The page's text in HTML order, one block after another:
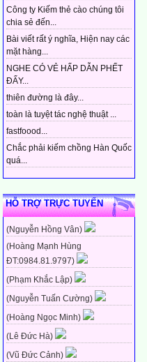
Công ty Kiếm thẻ cào chúng tôi
chia sẻ đến...
Bài viết rất ý nghĩa, Hiện nay các
mặt hàng...
NGHE CÓ VẺ HẤP DẪN PHẾT
ĐẤY...
thiên đường là đây...
toàn là tuyệt tác nghệ thuật ...
fastfoood...
Chắc phải kiếm chồng Hàn Quốc
quá...
HỖ TRỢ TRỰC TUYẾN
(Nguyễn Hồng Vân)
(Hoàng Mạnh Hùng
ĐT:0984.81.9797)
(Phạm Khắc Lập)
(Nguyễn Tuấn Cường)
(Hoàng Ngọc Minh)
(Lê Đức Hà)
(Vũ Đức Cảnh)